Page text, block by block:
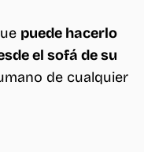
puede hacerlo
el sofá de su
de cualquier